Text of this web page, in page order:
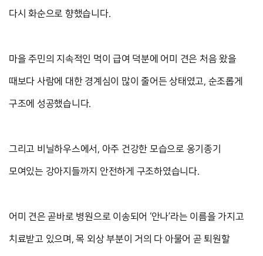
다시 화순으로 향했습니다.
마을 주민의 지속적인 먹이 급여 덕분에 어미 견은 처음 왔을
때보다 사람에 대한 경계심이 많이 줄어든 상태였고, 순조롭게
구조에 성공했습니다.
그리고 비닐하우스에서, 아주 건강한 모습으로 옹기종기
모여있는 강아지들까지 안전하게 구조하였습니다.
어미 견은 곧바로 병원으로 이송되어 ‘안나’라는 이름을 가지고
치료받고 있으며, 목 외상 부분이 거의 다 아물어 곧 퇴원할